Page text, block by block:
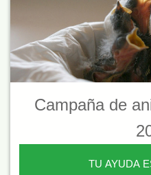
Campaña de
TU AYUDA